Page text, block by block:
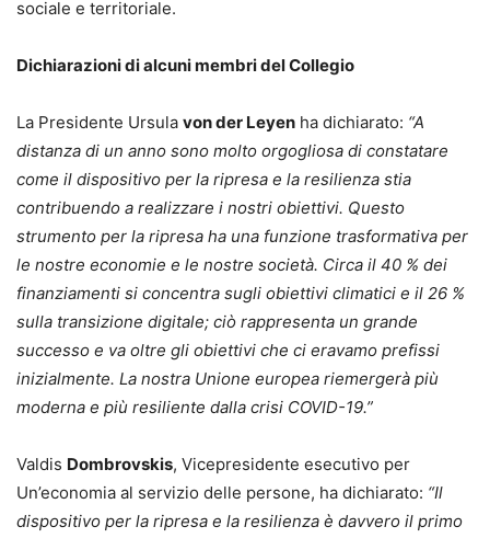
sociale e territoriale.
Dichiarazioni di alcuni membri del Collegio
La Presidente Ursula von der Leyen ha dichiarato: “A
distanza di un anno sono molto orgogliosa di constatare
come il dispositivo per la ripresa e la resilienza stia
contribuendo a realizzare i nostri obiettivi. Questo
strumento per la ripresa ha una funzione trasformativa per
le nostre economie e le nostre società. Circa il 40 % dei
finanziamenti si concentra sugli obiettivi climatici e il 26 %
sulla transizione digitale; ciò rappresenta un grande
successo e va oltre gli obiettivi che ci eravamo prefissi
inizialmente. La nostra Unione europea riemergerà più
moderna e più resiliente dalla crisi COVID-19.”
Valdis Dombrovskis, Vicepresidente esecutivo per
Un’economia al servizio delle persone, ha dichiarato: “Il
dispositivo per la ripresa e la resilienza è davvero il primo